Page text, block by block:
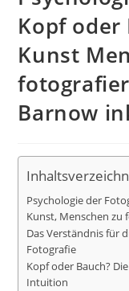
Kopf oder
Kunst
Barnow
Psychologie der
Kunst, Menschen zu
Das Verständnis für
Fotografie
Kopf oder Bauch?
Intuition